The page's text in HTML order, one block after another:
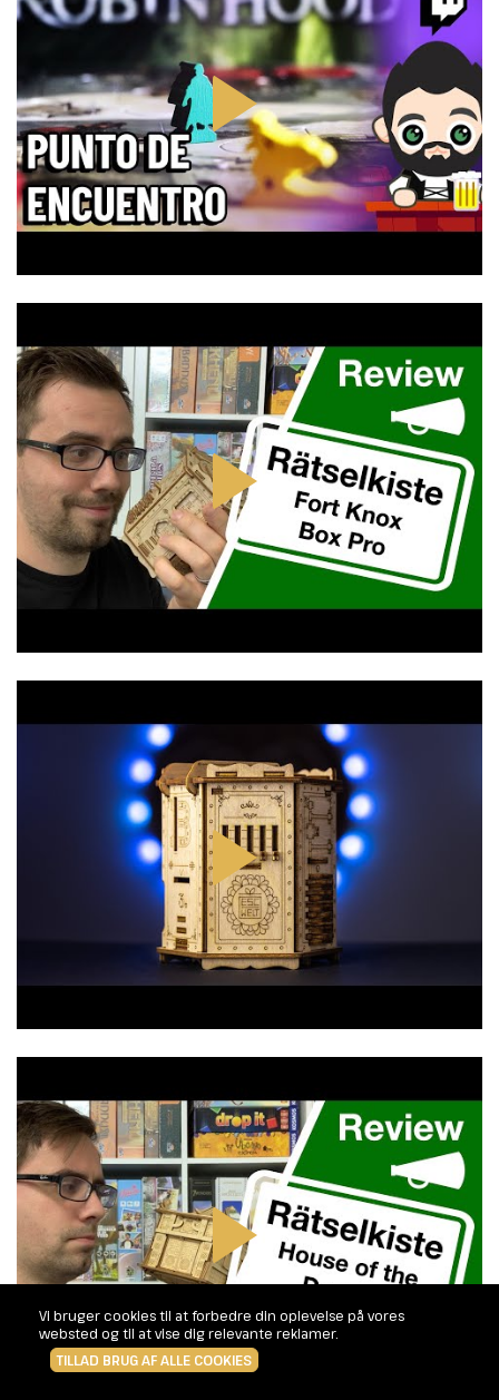
Vi bruger cookies til at forbedre din oplevelse på vores
websted og til at vise dig relevante reklamer.
TILLAD BRUG AF ALLE COOKIES